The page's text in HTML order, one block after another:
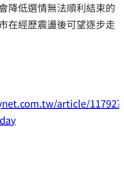
降低選情無法順利結束的
在經歷震盪後可望逐步走
article/11792?